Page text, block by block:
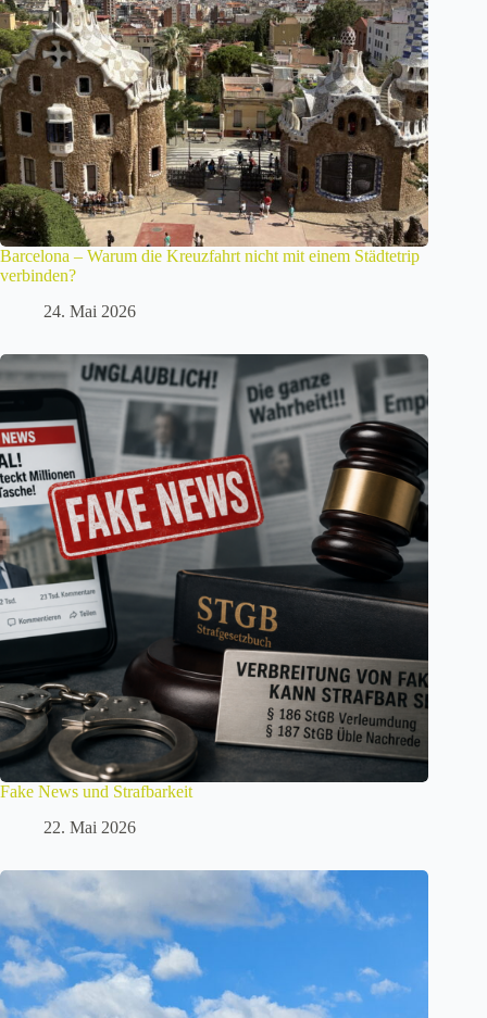
Barcelona – Warum die Kreuzfahrt nicht mit einem Städtetrip
verbinden?
24. Mai 2026
Fake News und Strafbarkeit
22. Mai 2026